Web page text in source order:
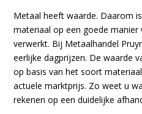
Metaal heeft waarde. Daarom
materiaal op een goede
verwerkt. Bij Metaalhandel
eerlijke dagprijzen. De waarde
op basis van het soort
actuele marktprijs. Zo weet u
rekenen op een duidelijke